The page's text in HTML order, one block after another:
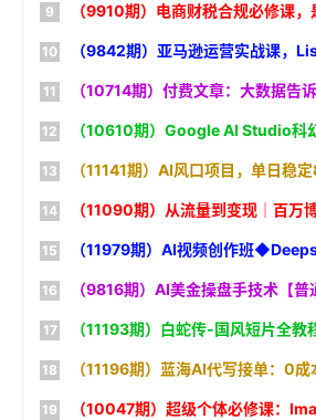
（9910期）电商财税合规必修课，是一套针对电商全平台从业者的财
（9842期）亚马逊运营实战课，Listing优化、Vine秒杀、FBA发货，快速上手，实现店铺
（10714期）付费文章：大数据告诉你：大器晚成是人生常态，AI 时代依然适用
（10610期）Google AI Studio科幻短片教程：AI生成+剪辑全流程，3小时+教学+专属资源，掌
（11141期）AI风口项目，单日稳定800+，旺季单子做不完，简单好做，
（11090期）从流量到变现｜百万博主实战，一人公司搭建，轻资产
（11979期）AI视频创作班◆Deepseek即梦Seedance全工具｜剪映特效调色｜数十类爆款AI
（9816期）AI美金操盘手技术【普通人也可以成为操盘手】Vegas交易
（11193期）白蛇传-国风短片全教程！ChatGPT+Seedance2.0，一套课跑通
（11196期）蓝海AI代写接单：0成本不囤货，一台电脑在家狂赚差
（10047期）超级个体必修课：Iman Gadzhi代理公司运营体系，从